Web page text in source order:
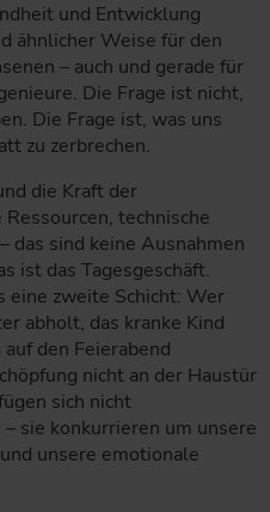
und Entwicklung
ähnlicher Weise für den
– auch und gerade für
Die Frage ist nicht,
Die Frage ist, was uns
zu zerbrechen.
die Kraft der
technische
das sind keine Ausnahmen
ist das Tagesgeschäft.
eine zweite Schicht: Wer
abholt, das kranke Kind
den Feierabend
nicht an der Haustür
sich nicht
sie konkurrieren um unsere
unsere emotionale